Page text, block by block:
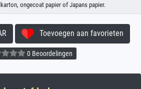
ongecoat papier of Japans papier.
Toevoegen aan favorieten
0 Beoordelingen